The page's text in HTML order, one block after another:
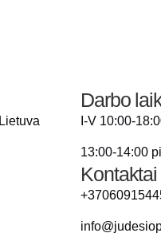
Darbo
I-V 10:00-
13:00-14:00
Kontaktai